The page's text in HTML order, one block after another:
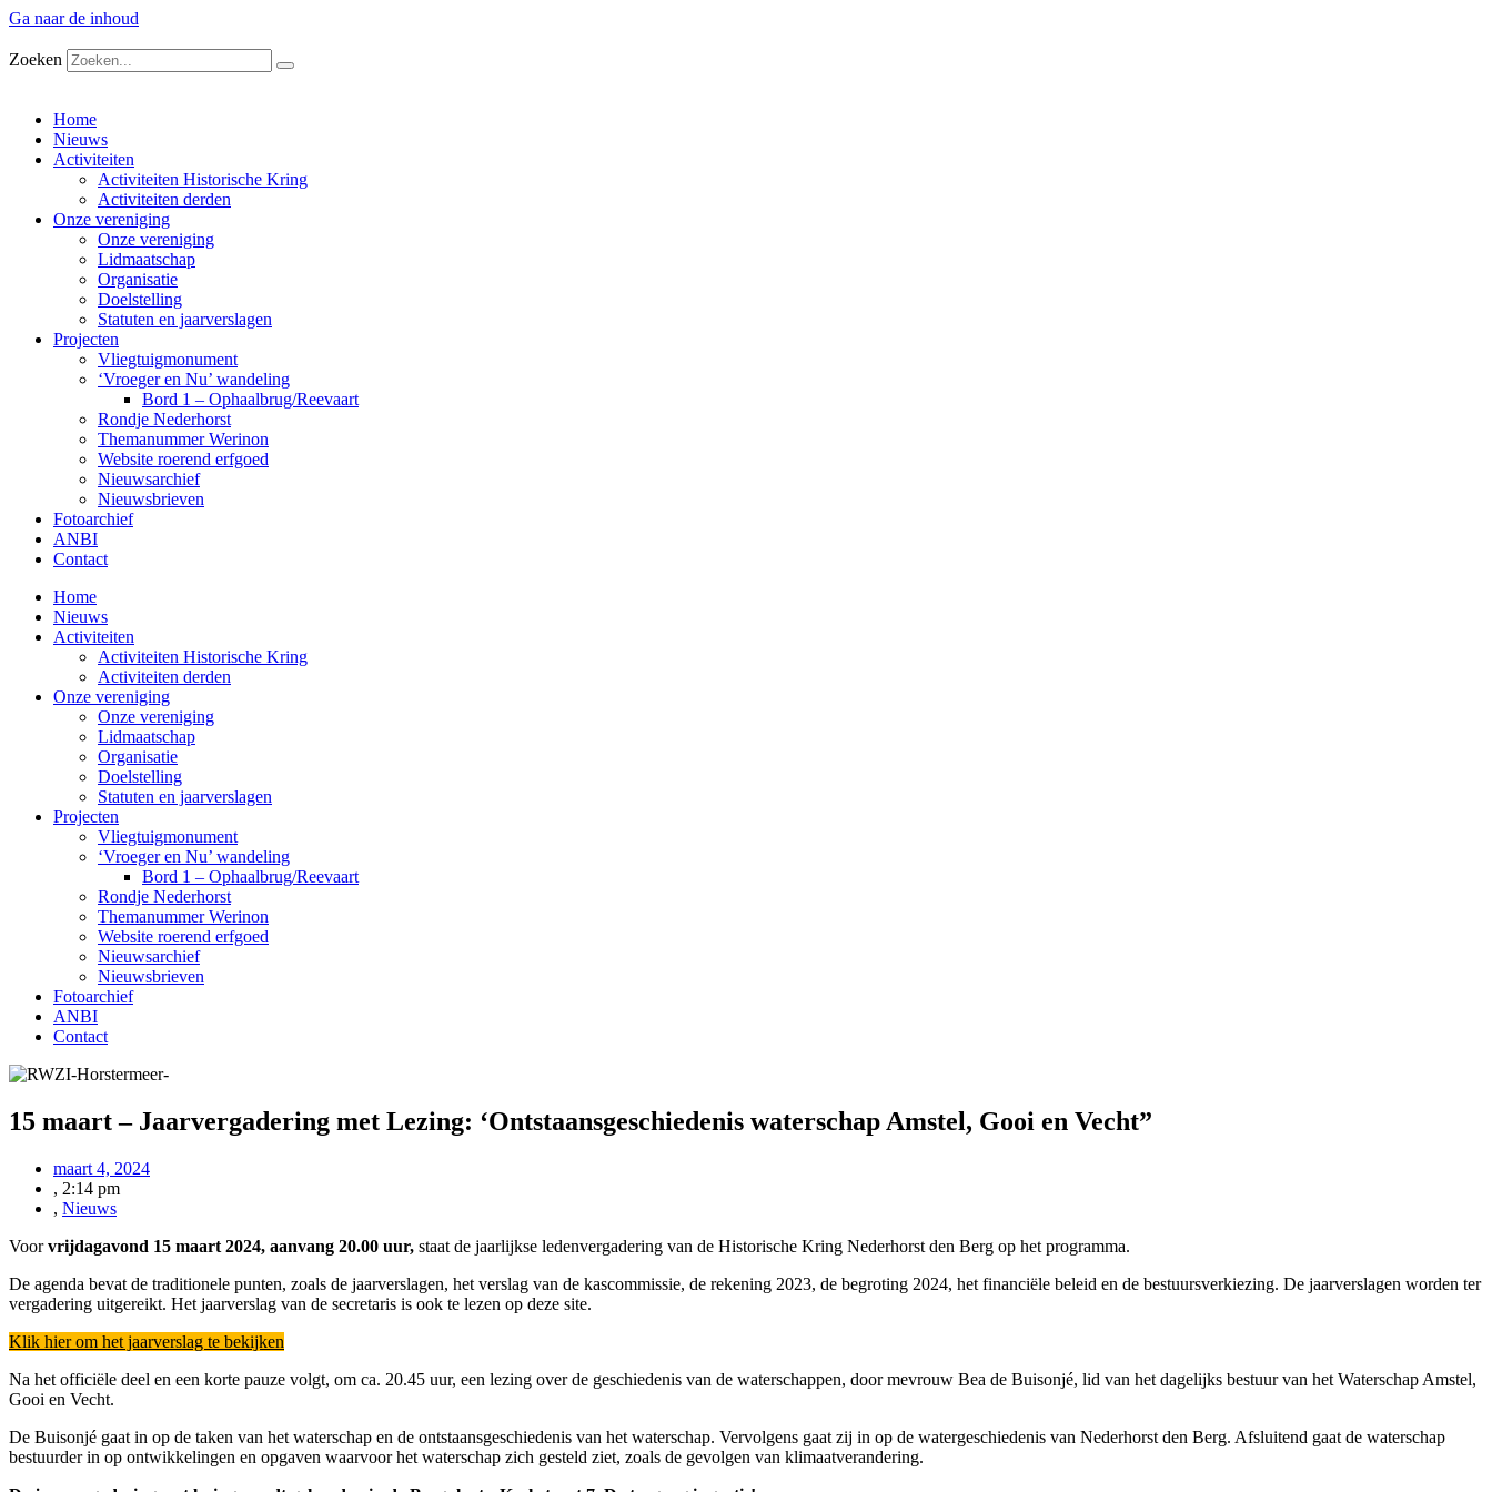
Ga naar de inhoud
Zoeken
Home
Nieuws
Activiteiten
Activiteiten Historische Kring
Activiteiten derden
Onze vereniging
Onze vereniging
Lidmaatschap
Organisatie
Doelstelling
Statuten en jaarverslagen
Projecten
Vliegtuigmonument
‘Vroeger en Nu’ wandeling
Bord 1 – Ophaalbrug/Reevaart
Rondje Nederhorst
Themanummer Werinon
Website roerend erfgoed
Nieuwsarchief
Nieuwsbrieven
Fotoarchief
ANBI
Contact
Home
Nieuws
Activiteiten
Activiteiten Historische Kring
Activiteiten derden
Onze vereniging
Onze vereniging
Lidmaatschap
Organisatie
Doelstelling
Statuten en jaarverslagen
Projecten
Vliegtuigmonument
‘Vroeger en Nu’ wandeling
Bord 1 – Ophaalbrug/Reevaart
Rondje Nederhorst
Themanummer Werinon
Website roerend erfgoed
Nieuwsarchief
Nieuwsbrieven
Fotoarchief
ANBI
Contact
15 maart – Jaarvergadering met Lezing: ‘Ontstaansgeschiedenis waterschap Amstel, Gooi en Vecht”
maart 4, 2024
, 2:14 pm
, Nieuws
Voorvrijdagavond 15 maart 2024, aanvang 20.00 uur, staat de jaarlijkse ledenvergadering van de Historische Kring Nederhorst den Berg op het programma.
De agenda bevat de traditionele punten, zoals de jaarverslagen, het verslag van de kascommissie, de rekening 2023, de begroting 2024, het financiële beleid en de bestuursverkiezing. De jaarverslagen worden ter
vergadering uitgereikt. Het jaarverslag van de secretaris is ook te lezen op deze site.
Klik hier om het jaarverslag te bekijken
Na het officiële deel en een korte pauze volgt, om ca. 20.45 uur, een lezing over de geschiedenis van de waterschappen, door mevrouw Bea de Buisonjé, lid van het dagelijks bestuur van het Waterschap Amstel,
Gooi en Vecht.
De Buisonjé gaat in op de taken van het waterschap en de ontstaansgeschiedenis van het waterschap. Vervolgens gaat zij in op de watergeschiedenis van Nederhorst den Berg. Afsluitend gaat de waterschap
bestuurder in op ontwikkelingen en opgaven waarvoor het waterschap zich gesteld ziet, zoals de gevolgen van klimaatverandering.